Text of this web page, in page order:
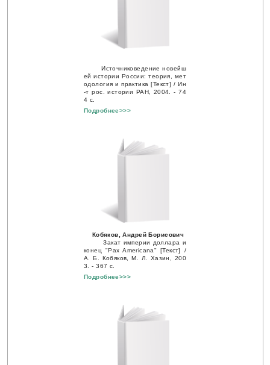
Источниковедение новейш
ей истории России: теория, мет
одология и практика [Текст] / Ин
-т рос. истории РАН, 2004. - 74
4 с.
Подробнее>>>
Кобяков, Андрей Борисович
Закат империи доллара и
конец "Pax Americana" [Текст] /
А. Б. Кобяков, М. Л. Хазин, 200
3. - 367 с.
Подробнее>>>